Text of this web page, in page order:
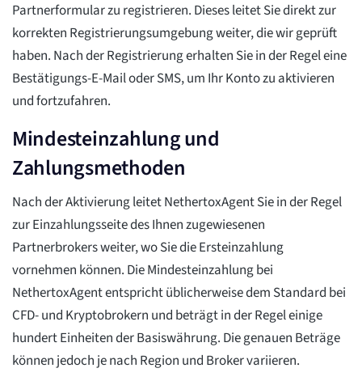
Partnerformular zu registrieren. Dieses leitet Sie direkt zur
korrekten Registrierungsumgebung weiter, die wir geprüft
haben. Nach der Registrierung erhalten Sie in der Regel eine
Bestätigungs-E-Mail oder SMS, um Ihr Konto zu aktivieren
und fortzufahren.
Mindesteinzahlung und
Zahlungsmethoden
Nach der Aktivierung leitet NethertoxAgent Sie in der Regel
zur Einzahlungsseite des Ihnen zugewiesenen
Partnerbrokers weiter, wo Sie die Ersteinzahlung
vornehmen können. Die Mindesteinzahlung bei
NethertoxAgent entspricht üblicherweise dem Standard bei
CFD- und Kryptobrokern und beträgt in der Regel einige
hundert Einheiten der Basiswährung. Die genauen Beträge
können jedoch je nach Region und Broker variieren.